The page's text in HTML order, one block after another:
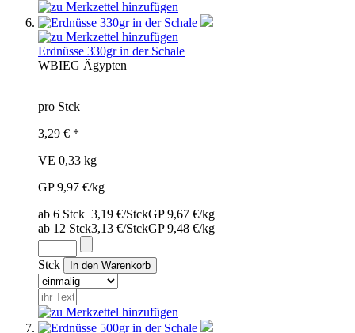
Erdnüsse 330gr in der Schale
WBIEG Ägypten
pro Stck
3,29 € *
VE 0,33 kg
GP 9,97 €/kg
ab 6 Stck 3,19 €/StckGP 9,67 €/kg
ab 12 Stck3,13 €/StckGP 9,48 €/kg
Stck